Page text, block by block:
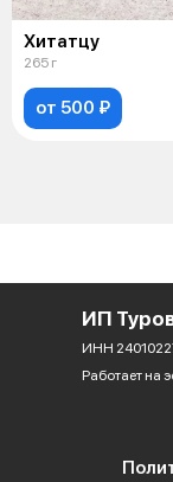
Хитатцу
265 г
от 500 ₽
ИП
ИНН
Работает на